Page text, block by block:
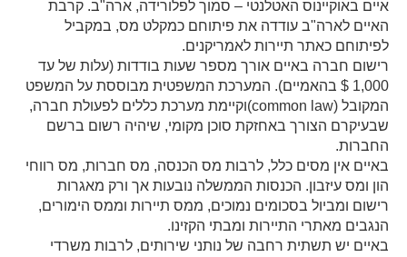
איים באוקיינוס האטלנטי – סמוך לפלורידה, ארה"ב. קרבת
האיים לארה"ב עודדה את פיתוחם כמקלט מס, במקביל
לפיתוחם כאתר תיירות לאמריקנים.
רישום חברה באיים אורך מספר שעות בודדות (עלות של עד
1,000 $ בהאמיים). המערכת המשפטית מבוססת על המשפט
המקובל (common law)וקיימת מערכת כללים לפעולת חברה,
שבעיקרם הצורך באחזקת סוכן מקומי, שיהיה רשום ברשם
החברות.
באיים אין מסים כלל, לרבות מס הכנסה, מס חברות, מס רווחי
הון ומס עיזבון. הכנסות הממשלה נובעות אך ורק מאגרות
רישום ומביול בסכומים נמוכים, ממס תיירות וממס הימורים,
הנגבים מאתרי התיירות ומבתי הקזינו.
באיים יש תשתית רחבה של נותני שירותים, לרבות משרדי